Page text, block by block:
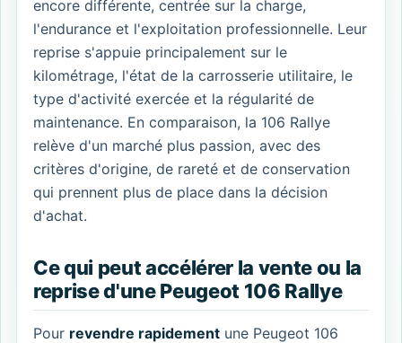
encore différente, centrée sur la charge,
l'endurance et l'exploitation professionnelle. Leur
reprise s'appuie principalement sur le
kilométrage, l'état de la carrosserie utilitaire, le
type d'activité exercée et la régularité de
maintenance. En comparaison, la 106 Rallye
relève d'un marché plus passion, avec des
critères d'origine, de rareté et de conservation
qui prennent plus de place dans la décision
d'achat.
Ce qui peut accélérer la vente ou la
reprise d'une Peugeot 106 Rallye
Pour revendre rapidement une Peugeot 106